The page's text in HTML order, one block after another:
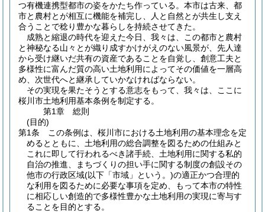
つ有機連携型都市の姿をかたち作っている。本市は古来、都
市と農村とが相互に機能を補完し、人と自然とが共生し支え
合うことで稔り豊かな暮らしを持続させてきた。
成熟と縮退の時代を迎えた今日、我々は、この都市と農村
と神秘なる山々とが織り成すかけがえのない風景が、先人達
から受け継いだ共有の資産であることを自覚し、創意工夫と
多様性に富んだ質の高い土地利用によってその価値を一層高
め、次世代へと継承していかなければならない。
その実現を果たそうとする意志をもって、我々は、ここに
桜川市土地利用基本条例を制定する。
第1章
総則
(目的)
第1条
この条例は、桜川市における土地利用の基本理念を定
めるとともに、土地利用の総合調整を図るための仕組みと
これに即して行われるべき諸手続、土地利用に関する私的
自治の推進、まちづくりの担い手に関する制度の創設その
他市の行政区域(以下「市域」という。)の適正かつ合理的
な利用を図るために必要な事項を定め、もって本市の特性
に相応しい創造的で多様性豊かな土地利用の実現に寄与す
ることを目的とする。